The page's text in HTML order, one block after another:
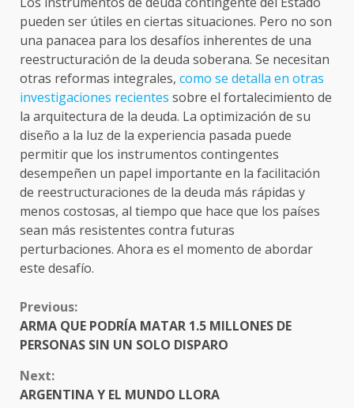
pueden ser útiles en ciertas situaciones. Pero no son
una panacea para los desafíos inherentes de una
reestructuración de la deuda soberana. Se necesitan
otras reformas integrales, como se detalla en otras
investigaciones recientes sobre el fortalecimiento de
la arquitectura de la deuda. La optimización de su
diseño a la luz de la experiencia pasada puede
permitir que los instrumentos contingentes
desempeñen un papel importante en la facilitación
de reestructuraciones de la deuda más rápidas y
menos costosas, al tiempo que hace que los países
sean más resistentes contra futuras
perturbaciones. Ahora es el momento de abordar
este desafío.
CONTINUE
READING
Previous:
ARMA QUE PODRÍA MATAR 1.5 MILLONES DE
PERSONAS SIN UN SOLO DISPARO
Next:
ARGENTINA Y EL MUNDO LLORA